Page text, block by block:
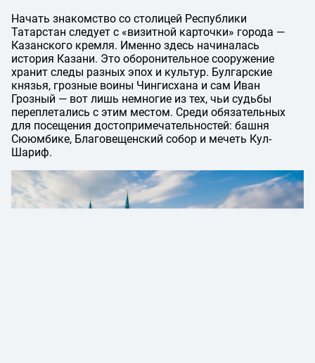
Начать знакомство со столицей Республики
Татарстан следует с «визитной карточки» города —
Казанского кремля. Именно здесь начиналась
история Казани. Это оборонительное сооружение
хранит следы разных эпох и культур. Булгарские
князья, грозные воины Чингисхана и сам Иван
Грозный — вот лишь немногие из тех, чьи судьбы
переплетались с этим местом. Среди обязательных
для посещения достопримечательностей: башня
Сююмбике, Благовещенский собор и мечеть Кул-
Шариф.